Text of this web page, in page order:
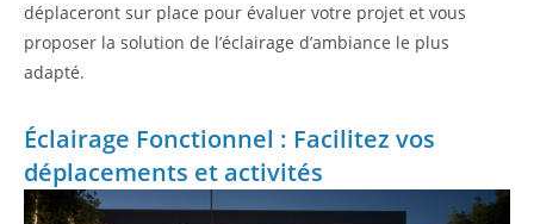
déplaceront sur place pour évaluer votre projet et vous
proposer la solution de l’éclairage d’ambiance le plus
adapté.
Éclairage Fonctionnel : Facilitez vos
déplacements et activités